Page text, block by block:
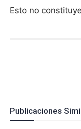
Esto no
Publicaciones